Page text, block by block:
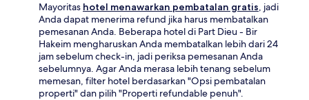
Mayoritas hotel menawarkan pembatalan gratis, jadi
Anda dapat menerima refund jika harus membatalkan
pemesanan Anda. Beberapa hotel di Part Dieu - Bir
Hakeim mengharuskan Anda membatalkan lebih dari 24
jam sebelum check-in, jadi periksa pemesanan Anda
sebelumnya. Agar Anda merasa lebih tenang sebelum
memesan, filter hotel berdasarkan "Opsi pembatalan
properti" dan pilih "Properti refundable penuh".